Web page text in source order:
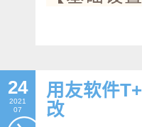
24
2021
07
用友软件
改